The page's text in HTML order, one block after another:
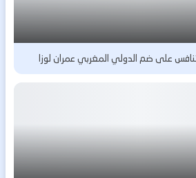
على ضم الدولي المغربي عمران لوزا